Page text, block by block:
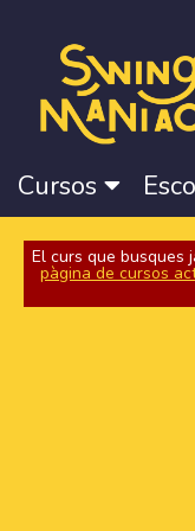
Cursos
El curs que busques
pàgina de cursos